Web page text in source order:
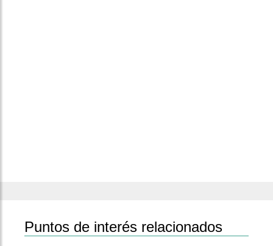
Puntos de interés relacionados